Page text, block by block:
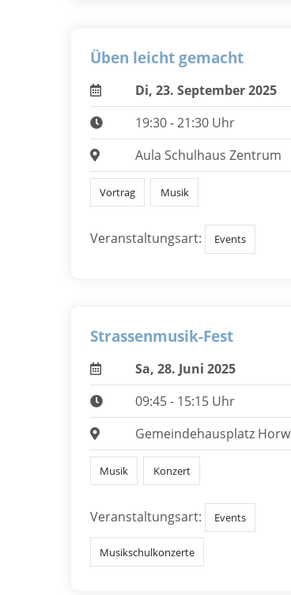
Üben leicht gemacht
Di, 23. September 2025
19:30 - 21:30 Uhr
Aula Schulhaus Zentrum
Vortrag Musik
Veranstaltungsart: Events
Strassenmusik-Fest
Sa, 28. Juni 2025
09:45 - 15:15 Uhr
Gemeindehausplatz Horw
Musik Konzert
Veranstaltungsart: Events
Musikschulkonzerte